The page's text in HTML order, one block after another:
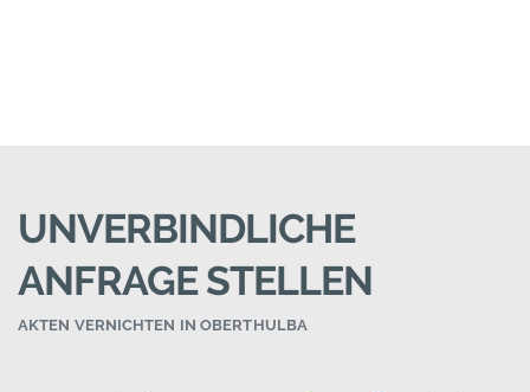
UNVERBINDLICHE
ANFRAGE STELLEN
AKTEN VERNICHTEN IN OBERTHULBA